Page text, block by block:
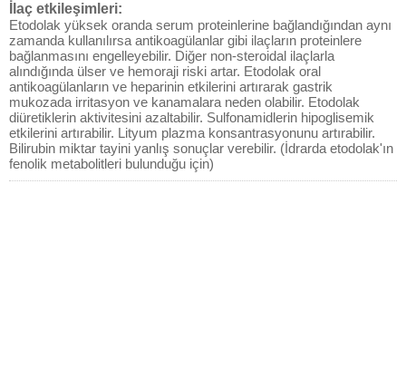
İlaç etkileşimleri:
Etodolak yüksek oranda serum proteinlerine bağlandığından aynı
zamanda kullanılırsa antikoagülanlar gibi ilaçların proteinlere
bağlanmasını engelleyebilir. Diğer non-steroidal ilaçlarla
alındığında ülser ve hemoraji riski artar. Etodolak oral
antikoagülanların ve heparinin etkilerini artırarak gastrik
mukozada irritasyon ve kanamalara neden olabilir. Etodolak
diüretiklerin aktivitesini azaltabilir. Sulfonamidlerin hipoglisemik
etkilerini artırabilir. Lityum plazma konsantrasyonunu artırabilir.
Bilirubin miktar tayini yanlış sonuçlar verebilir. (İdrarda etodolak'ın
fenolik metabolitleri bulunduğu için)